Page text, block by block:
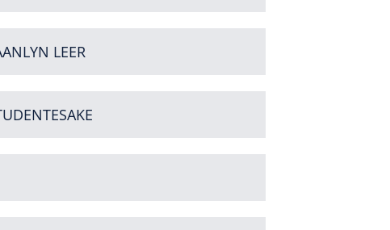
LEER